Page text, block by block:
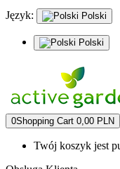
Język: Polski
Polski
0Shopping Cart 0,00 PLN
Twój koszyk jest